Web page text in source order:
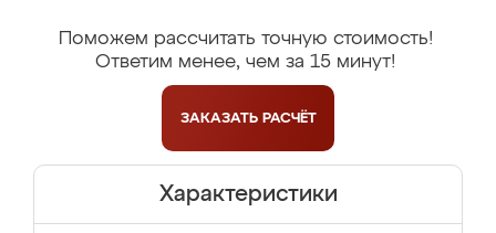
Поможем рассчитать точную стоимость!
Ответим менее, чем за 15 минут!
ЗАКАЗАТЬ РАСЧЁТ
Характеристики